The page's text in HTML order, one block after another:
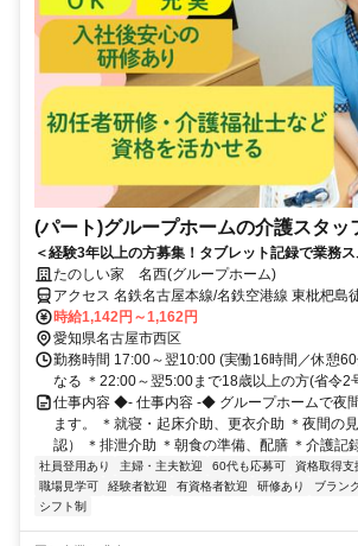
(パート)グループホームの介護スタッ
＜経験3年以上の方募集！タブレット記録で業務
長く稼げる夜勤専従＞「経験を活かして、効率よ
んなあなたに最適なお仕事です。週1回から、無
せんか？
たのしい家 名西(グループホーム)
アクセス 名鉄名古屋本線/名鉄空港線 東枇杷島
線 東枇杷島徒歩約11分、名鉄名古屋本線/名鉄
「栄生」駅・「東枇杷島」駅から徒歩約11分
時給1,142円～1,162円
愛知県名古屋市西区
勤務時間 17:00～翌10:00 (実働16時間／休憩
なる ＊22:00～翌5:00まで18歳以上の方(省令2
仕事内容 ◆- 仕事内容 -◆ グループホームで夜
ます。 ＊就寝・起床介助、更衣介助 ＊夜間の
認） ＊排泄介助 ＊朝食の準備、配膳 ＊介護記
社員登用あり 主婦・主夫歓迎 60代も応募可 資格取得支
職場見学可
経験者歓迎 有資格者歓迎 研修あり ブラン
シフト制